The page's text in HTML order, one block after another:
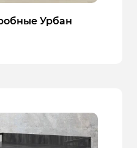
Урбан